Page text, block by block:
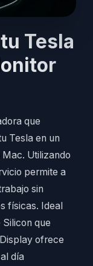
Tesla
que
Tesla en un
Utilizando
permite a
sin
físicas. Ideal
que
ofrece
día